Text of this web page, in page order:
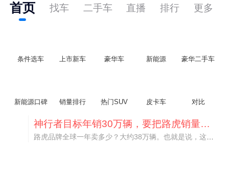
首页 找车 二手车 直播 排行 更多
条件选车 上市新车 豪华车 新能源 豪华二手车
新能源口碑 销量排行 热门SUV 皮卡车 对比
神行者目标年销30万辆，要把路虎销量翻倍